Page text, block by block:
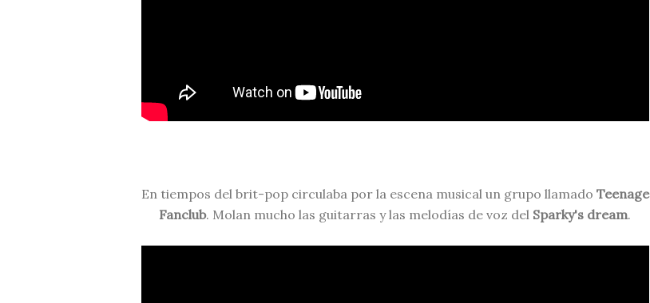
En tiempos del brit-pop circulaba por la escena musical un grupo llamado Teenage
Fanclub. Molan mucho las guitarras y las melodías de voz del Sparky's dream.